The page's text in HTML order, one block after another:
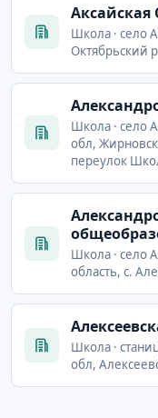
Школа · село
Октябрьский
Школа · село
обл,
переулок
Школа · село
область, с.
Школа ·
обл,